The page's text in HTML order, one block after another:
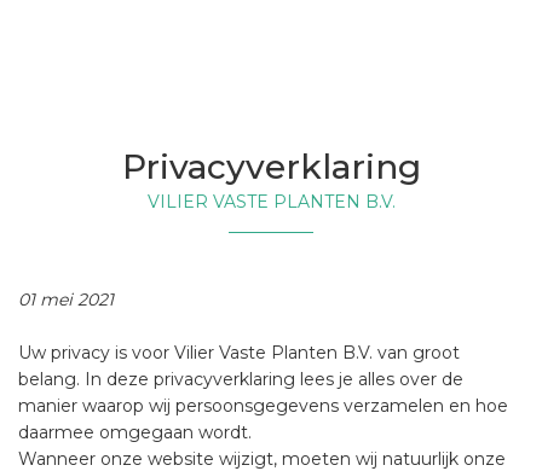
Privacyverklaring
VILIER VASTE PLANTEN B.V.
01 mei 2021
Uw privacy is voor Vilier Vaste Planten B.V. van groot
belang. In deze privacyverklaring lees je alles over de
manier waarop wij persoonsgegevens verzamelen en hoe
daarmee omgegaan wordt.
Wanneer onze website wijzigt, moeten wij natuurlijk onze